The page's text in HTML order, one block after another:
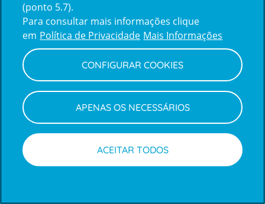
Centro de Apoio ao Cliente | Política de Privacidade e Cookies
(ponto 5.7).
Para consultar mais informações clique
em Política de Privacidade Mais Informações
CONFIGURAR COOKIES
APENAS OS NECESSÁRIOS
ACEITAR TODOS